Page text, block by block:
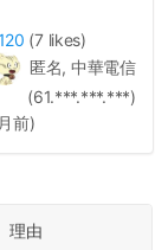
(7 likes)
匿名, 中華電信
(61.***.***.***)
前)
理由